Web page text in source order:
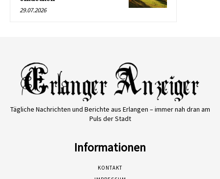
29.07.2026
Tägliche Nachrichten und Berichte aus Erlangen – immer nah dran am
Puls der Stadt
Informationen
KONTAKT